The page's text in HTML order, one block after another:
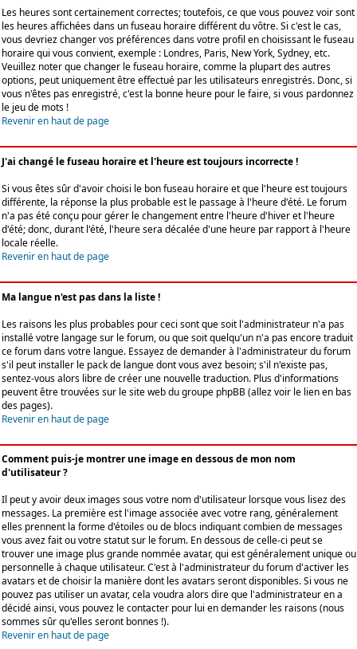
Les heures sont certainement correctes; toutefois, ce que vous pouvez voir sont
les heures affichées dans un fuseau horaire différent du vôtre. Si c'est le cas,
vous devriez changer vos préférences dans votre profil en choisissant le fuseau
horaire qui vous convient, exemple : Londres, Paris, New York, Sydney, etc.
Veuillez noter que changer le fuseau horaire, comme la plupart des autres
options, peut uniquement être effectué par les utilisateurs enregistrés. Donc, si
vous n'êtes pas enregistré, c'est la bonne heure pour le faire, si vous pardonnez
le jeu de mots !
Revenir en haut de page
J'ai changé le fuseau horaire et l'heure est toujours incorrecte !
Si vous êtes sûr d'avoir choisi le bon fuseau horaire et que l'heure est toujours
différente, la réponse la plus probable est le passage à l'heure d'été. Le forum
n'a pas été conçu pour gérer le changement entre l'heure d'hiver et l'heure
d'été; donc, durant l'été, l'heure sera décalée d'une heure par rapport à l'heure
locale réelle.
Revenir en haut de page
Ma langue n'est pas dans la liste !
Les raisons les plus probables pour ceci sont que soit l'administrateur n'a pas
installé votre langage sur le forum, ou que soit quelqu'un n'a pas encore traduit
ce forum dans votre langue. Essayez de demander à l'administrateur du forum
s'il peut installer le pack de langue dont vous avez besoin; s'il n'existe pas,
sentez-vous alors libre de créer une nouvelle traduction. Plus d'informations
peuvent être trouvées sur le site web du groupe phpBB (allez voir le lien en bas
des pages).
Revenir en haut de page
Comment puis-je montrer une image en dessous de mon nom
d'utilisateur ?
Il peut y avoir deux images sous votre nom d'utilisateur lorsque vous lisez des
messages. La première est l'image associée avec votre rang, généralement
elles prennent la forme d'étoiles ou de blocs indiquant combien de messages
vous avez fait ou votre statut sur le forum. En dessous de celle-ci peut se
trouver une image plus grande nommée avatar, qui est généralement unique ou
personnelle à chaque utilisateur. C'est à l'administrateur du forum d'activer les
avatars et de choisir la manière dont les avatars seront disponibles. Si vous ne
pouvez pas utiliser un avatar, cela voudra alors dire que l'administrateur en a
décidé ainsi, vous pouvez le contacter pour lui en demander les raisons (nous
sommes sûr qu'elles seront bonnes !).
Revenir en haut de page